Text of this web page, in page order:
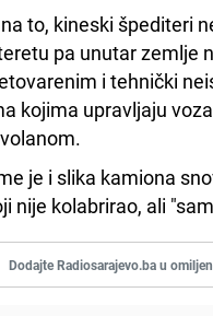
to, kineski špediteri
pa unutar zemlje
i tehnički
kojima upravljaju
je i slika kamiona
nije kolabrirao, ali
Dodajte Radiosarajevo.ba u